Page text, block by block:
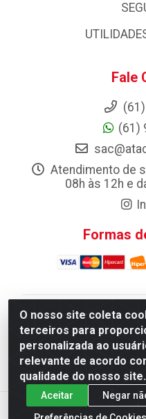
O nosso site coleta
terceiros para
personalizada ao
relevante de acordo
qualidade do nosso site.
Aceitar
Negar
Fale
(61)
Atendimento de
08h às 12h e
Formas
Atacadao da Limpeza
Distribuicao LTDA -
Industrial (Taguatinga),
CNPJ